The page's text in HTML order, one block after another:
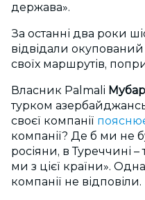
держава».
За останні два роки
відвідали
своїх маршрутів,
Власник Palmali
турком
своєї компанії
компанії? Де б ми не
росіяни, в Туреччині
ми з цієї країни».
компанії не відповіли.